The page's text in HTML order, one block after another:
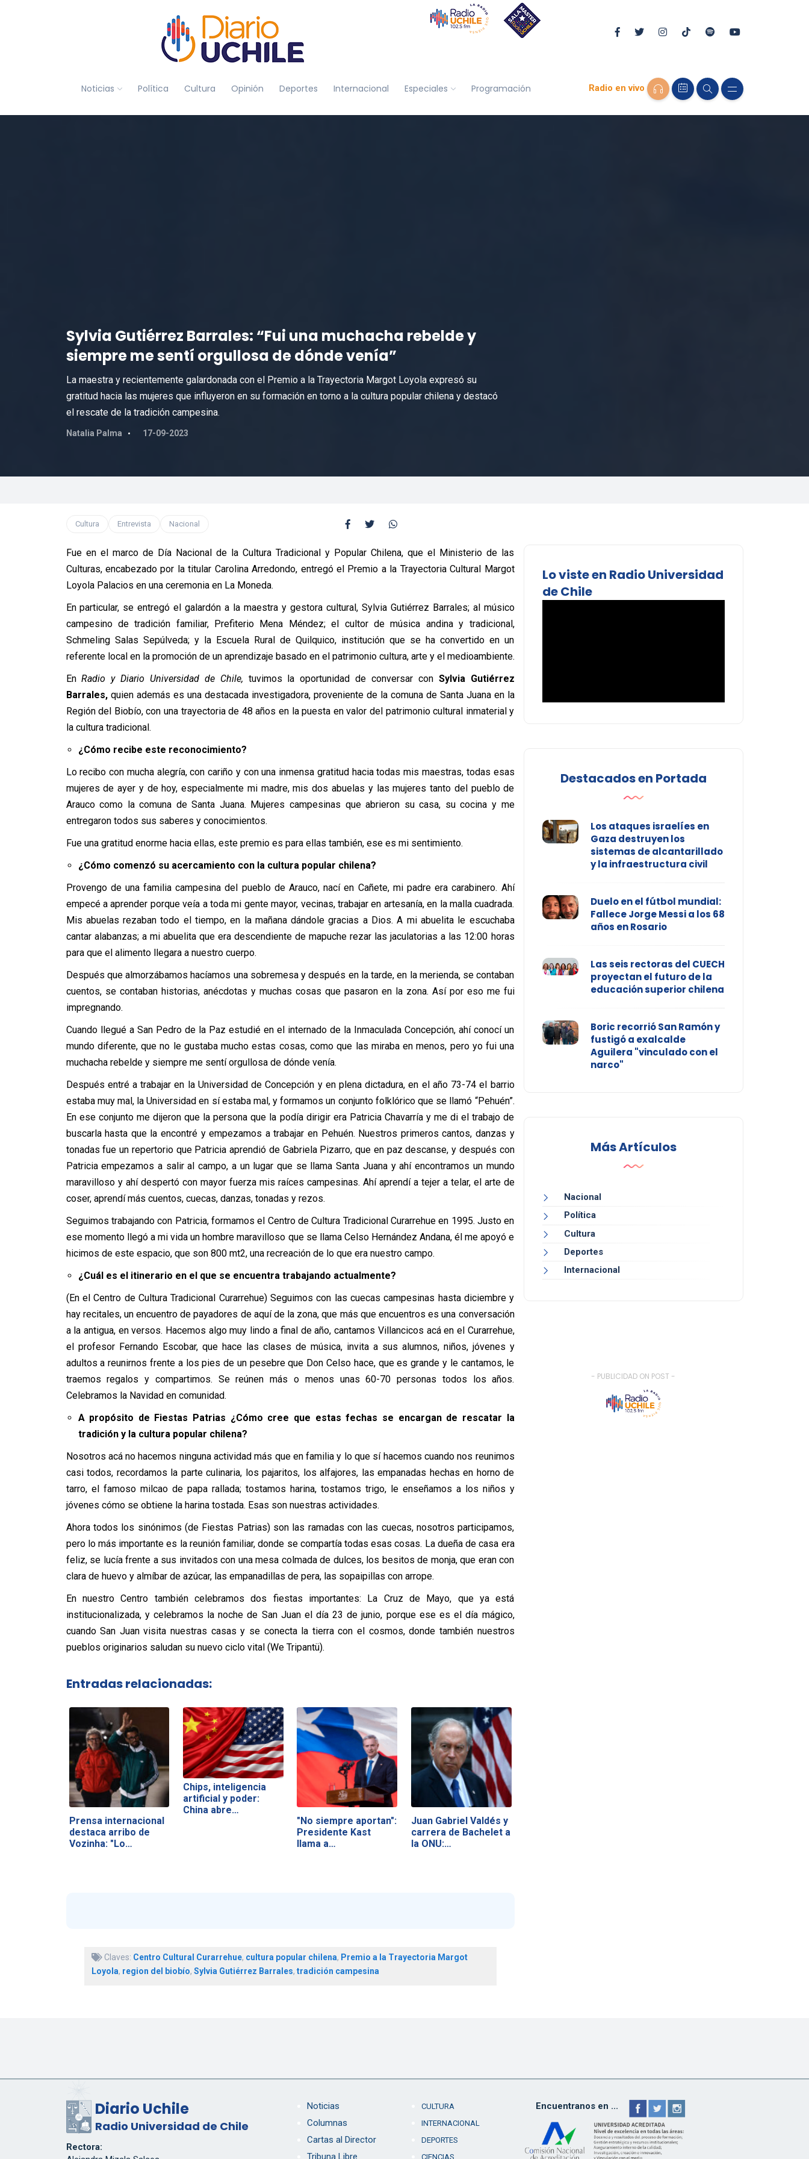
Noticias Política Cultura Opinión Deportes Internacional Especiales Programación Radio en vivo
Sylvia Gutiérrez Barrales: “Fui una muchacha rebelde y
siempre me sentí orgullosa de dónde venía”
La maestra y recientemente galardonada con el Premio a la Trayectoria Margot Loyola expresó su
gratitud hacia las mujeres que influyeron en su formación en torno a la cultura popular chilena y destacó
el rescate de la tradición campesina.
Natalia Palma 17-09-2023
Cultura Entrevista Nacional
Fue en el marco de Día Nacional de la Cultura Tradicional y Popular Chilena, que el Ministerio de las
Culturas, encabezado por la titular Carolina Arredondo, entregó el Premio a la Trayectoria Cultural Margot
Loyola Palacios en una ceremonia en La Moneda.
En particular, se entregó el galardón a la maestra y gestora cultural, Sylvia Gutiérrez Barrales; al músico
campesino de tradición familiar, Prefiterio Mena Méndez; el cultor de música andina y tradicional,
Schmeling Salas Sepúlveda; y la Escuela Rural de Quilquico, institución que se ha convertido en un
referente local en la promoción de un aprendizaje basado en el patrimonio cultura, arte y el medioambiente.
EnRadio y Diario Universidad de Chile, tuvimos la oportunidad de conversar con Sylvia Gutiérrez
Barrales,quien además es una destacada investigadora, proveniente de la comuna de Santa Juana en la
Región del Biobío, con una trayectoria de 48 años en la puesta en valor del patrimonio cultural inmaterial y
la cultura tradicional.
¿Cómo recibe este reconocimiento?
Lo recibo con mucha alegría, con cariño y con una inmensa gratitud hacia todas mis maestras, todas esas
mujeres de ayer y de hoy, especialmente mi madre, mis dos abuelas y las mujeres tanto del pueblo de
Arauco como la comuna de Santa Juana. Mujeres campesinas que abrieron su casa, su cocina y me
entregaron todos sus saberes y conocimientos.
Fue una gratitud enorme hacia ellas, este premio es para ellas también, ese es mi sentimiento.
¿Cómo comenzó su acercamiento con la cultura popular chilena?
Provengo de una familia campesina del pueblo de Arauco, nací en Cañete, mi padre era carabinero. Ahí
empecé a aprender porque veía a toda mi gente mayor, vecinas, trabajar en artesanía, en la malla cuadrada.
Mis abuelas rezaban todo el tiempo, en la mañana dándole gracias a Dios. A mi abuelita le escuchaba
cantar alabanzas; a mi abuelita que era descendiente de mapuche rezar las jaculatorias a las 12:00 horas
para que el alimento llegara a nuestro cuerpo.
Después que almorzábamos hacíamos una sobremesa y después en la tarde, en la merienda, se contaban
cuentos, se contaban historias, anécdotas y muchas cosas que pasaron en la zona. Así por eso me fui
impregnando.
Cuando llegué a San Pedro de la Paz estudié en el internado de la Inmaculada Concepción, ahí conocí un
mundo diferente, que no le gustaba mucho estas cosas, como que las miraba en menos, pero yo fui una
muchacha rebelde y siempre me sentí orgullosa de dónde venía.
Después entré a trabajar en la Universidad de Concepción y en plena dictadura, en el año 73-74 el barrio
estaba muy mal, la Universidad en sí estaba mal, y formamos un conjunto folklórico que se llamó “Pehuén”.
En ese conjunto me dijeron que la persona que la podía dirigir era Patricia Chavarría y me di el trabajo de
buscarla hasta que la encontré y empezamos a trabajar en Pehuén. Nuestros primeros cantos, danzas y
tonadas fue un repertorio que Patricia aprendió de Gabriela Pizarro, que en paz descanse, y después con
Patricia empezamos a salir al campo, a un lugar que se llama Santa Juana y ahí encontramos un mundo
maravilloso y ahí despertó con mayor fuerza mis raíces campesinas. Ahí aprendí a tejer a telar, el arte de
coser, aprendí más cuentos, cuecas, danzas, tonadas y rezos.
Seguimos trabajando con Patricia, formamos el Centro de Cultura Tradicional Curarrehue en 1995. Justo en
ese momento llegó a mi vida un hombre maravilloso que se llama Celso Hernández Andana, él me apoyó e
hicimos de este espacio, que son 800 mt2, una recreación de lo que era nuestro campo.
¿Cuál es el itinerario en el que se encuentra trabajando actualmente?
(En el Centro de Cultura Tradicional Curarrehue) Seguimos con las cuecas campesinas hasta diciembre y
hay recitales, un encuentro de payadores de aquí de la zona, que más que encuentros es una conversación
a la antigua, en versos. Hacemos algo muy lindo a final de año, cantamos Villancicos acá en el Curarrehue,
el profesor Fernando Escobar, que hace las clases de música, invita a sus alumnos, niños, jóvenes y
adultos a reunirnos frente a los pies de un pesebre que Don Celso hace, que es grande y le cantamos, le
traemos regalos y compartimos. Se reúnen más o menos unas 60-70 personas todos los años.
Celebramos la Navidad en comunidad.
A propósito de Fiestas Patrias ¿Cómo cree que estas fechas se encargan de rescatar la
tradición y la cultura popular chilena?
Nosotros acá no hacemos ninguna actividad más que en familia y lo que sí hacemos cuando nos reunimos
casi todos, recordamos la parte culinaria, los pajaritos, los alfajores, las empanadas hechas en horno de
tarro, el famoso milcao de papa rallada; tostamos harina, tostamos trigo, le enseñamos a los niños y
jóvenes cómo se obtiene la harina tostada. Esas son nuestras actividades.
Ahora todos los sinónimos (de Fiestas Patrias) son las ramadas con las cuecas, nosotros participamos,
pero lo más importante es la reunión familiar, donde se compartía todas esas cosas. La dueña de casa era
feliz, se lucía frente a sus invitados con una mesa colmada de dulces, los besitos de monja, que eran con
clara de huevo y almíbar de azúcar, las empanadillas de pera, las sopaipillas con arrope.
En nuestro Centro también celebramos dos fiestas importantes: La Cruz de Mayo, que ya está
institucionalizada, y celebramos la noche de San Juan el día 23 de junio, porque ese es el día mágico,
cuando San Juan visita nuestras casas y se conecta la tierra con el cosmos, donde también nuestros
pueblos originarios saludan su nuevo ciclo vital (We Tripantü).
Entradas relacionadas:
Prensa internacional
destaca arribo de
Vozinha: "Lo…
Chips, inteligencia
artificial y poder:
China abre…
"No siempre aportan":
Presidente Kast
llama a…
Juan Gabriel Valdés y
carrera de Bachelet a
la ONU:…
Claves: Centro Cultural Curarrehue, cultura popular chilena, Premio a la Trayectoria Margot
Loyola, region del biobío, Sylvia Gutiérrez Barrales, tradición campesina
Lo viste en Radio Universidad
de Chile
Destacados en Portada
Los ataques israelíes en
Gaza destruyen los
sistemas de alcantarillado
y la infraestructura civil
Duelo en el fútbol mundial:
Fallece Jorge Messi a los 68
años en Rosario
Las seis rectoras del CUECH
proyectan el futuro de la
educación superior chilena
Boric recorrió San Ramón y
fustigó a exalcalde
Aguilera "vinculado con el
narco"
Más Artículos
Nacional
Política
Cultura
Deportes
Internacional
- PUBLICIDAD ON POST -
Diario Uchile
Radio Universidad de Chile
Rectora:
Noticias
Columnas
Cartas al Director
Tribuna Libre
CULTURA
INTERNACIONAL
DEPORTES
CIENCIAS
Encuentranos en ...